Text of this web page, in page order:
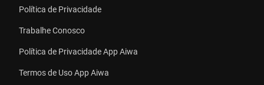
Política de Privacidade
Trabalhe Conosco
Política de Privacidade App Aiwa
Termos de Uso App Aiwa